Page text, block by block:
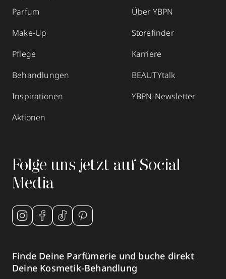
Parfum
Make-Up
Pflege
Behandlungen
Inspirationen
Aktionen
Über YBPN
Storefinder
Karriere
BEAUTYtalk
YBPN-Newsletter
Folge uns jetzt auf Social
Media
Finde Deine Parfümerie und buche direkt
Deine Kosmetik-Behandlung